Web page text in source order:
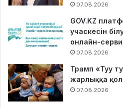
07.08.2026
GOV.KZ
учаскесін
онлайн-
07.08.2026
Трамп «Туу
жарлыққа
07.08.2026